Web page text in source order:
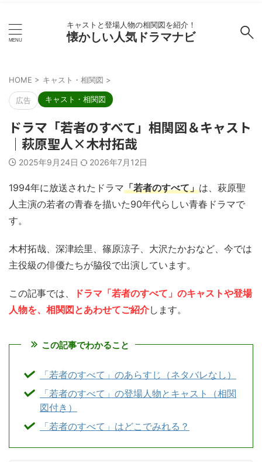
キャストと登場人物の相関図を紹介！
懐かしい人気ドラマナビ
HOME > キャスト・相関図 >
広告 キャスト・相関図
ドラマ「若者のすべて」相関図＆キャスト
｜萩原聖人×木村拓哉
2025年9月24日 2026年7月12日
1994年に放送されたドラマ「若者のすべて」は、萩原聖
人主演の若者の青春を描いた90年代らしい青春ドラマで
す。
木村拓哉、深津絵里、篠原涼子、大沢たかおなど、今では
主役級の俳優たちが脇役で出演しています。
この記事では、
ドラマ「若者のすべて」のキャストや登場
人物を、相関図とあわせてご紹介します。
この記事でわかること
「若者のすべて」のあらすじ（ネタバレなし）
「若者のすべて」の登場人物とキャスト（相関
図付き）
「若者のすべて」はどこでみれる？